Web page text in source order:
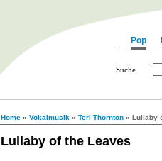
Home » Vokalmusik » Teri Thornton » Lullaby
Lullaby of the Leaves
Pop
Suche